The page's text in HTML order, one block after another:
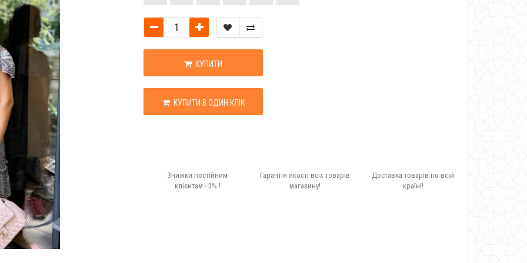
КУПИТИ
КУПИТИ В ОДИН КЛІК
Знижки постійним
клієнтам - 3% !
Гарантія якості всіх товарів
магазину!
Доставка товарів по всій
країні!